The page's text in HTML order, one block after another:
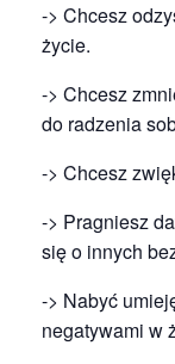
-> Chcesz
życie.
-> Chcesz
do radzenia
-> Chcesz
-> Pragniesz
się o innych
-> Nabyć
negatywami w